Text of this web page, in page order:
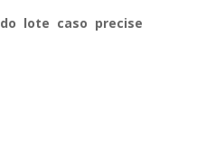
lote caso precise